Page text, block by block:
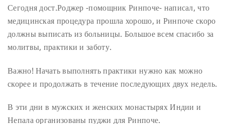
Сегодня дост.Роджер -помощник Ринпоче- написал, что
медицинская процедура прошла хорошо, и Ринпоче скоро
должны выписать из больницы. Большое всем спасибо за
молитвы, практики и заботу.
Важно! Начать выполнять практики нужно как можно
скорее и продолжать в течение последующих двух недель.
В эти дни в мужских и женских монастырях Индии и
Непала организованы пуджи для Ринпоче.